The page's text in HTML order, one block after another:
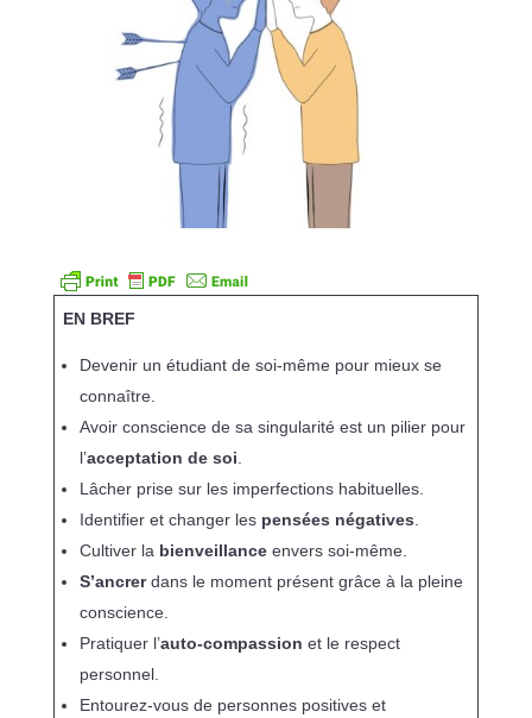
EN BREF
Devenir un étudiant de soi-même pour mieux se
connaître.
Avoir conscience de sa singularité est un pilier pour
l’acceptation de soi
Lâcher prise sur les imperfections habituelles.
Identifier et changer les pensées négatives
Cultiver la bienveillanceenvers soi-même.
S’ancrerdans le moment présent grâce à la pleine
conscience.
Pratiquer l’auto-compassion et le respect
personnel.
Entourez-vous de personnes positives et